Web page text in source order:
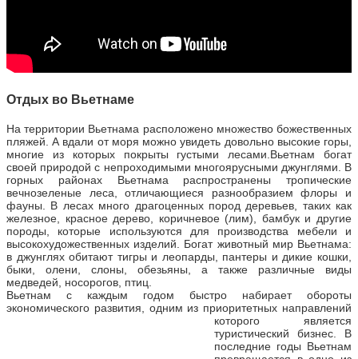
Отдых во Вьетнаме
На территории Вьетнама расположено множество божественных
пляжей. А вдали от моря можно увидеть довольно высокие горы,
многие из которых покрыты густыми лесами.Вьетнам богат
своей природой с непроходимыми многоярусными джунглями. В
горных районах Вьетнама распространены тропические
вечнозеленые леса, отличающиеся разнообразием флоры и
фауны. В лесах много драгоценных пород деревьев, таких как
железное, красное дерево, коричневое (лим), бамбук и другие
породы, которые используются для производства мебели и
высокохудожественных изделий. Богат животный мир Вьетнама:
в джунглях обитают тигры и леопарды, пантеры и дикие кошки,
быки, олени, слоны, обезьяны, а также различные виды
медведей, носорогов, птиц.
Вьетнам с каждым годом быстро набирает обороты
экономического развития, одним из приоритетных направлений
которого является
туристический бизнес. В
последние годы Вьетнам